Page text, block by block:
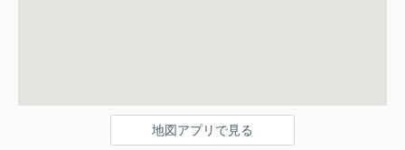
地図アプリで見る